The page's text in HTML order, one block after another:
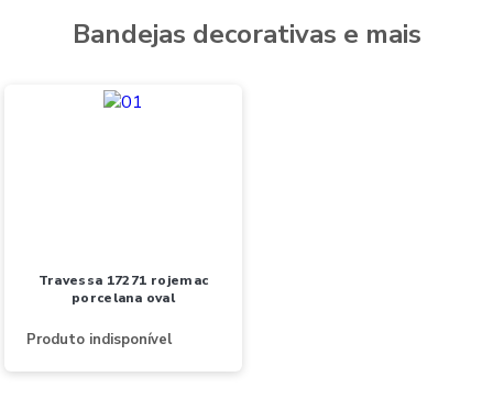
bandejas decorativas e mais
travessa 17271 rojemac
porcelana oval
Produto indisponível